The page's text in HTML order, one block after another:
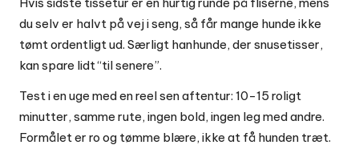
du selv er halvt på vej i seng, så får mange hunde ikke
tømt ordentligt ud. Særligt hanhunde, der snusetisser,
kan spare lidt “til senere”.
Test i en uge med en reel sen aftentur: 10-15 roligt
minutter, samme rute, ingen bold, ingen leg med andre.
Formålet er ro og tømme blære, ikke at få hunden træt.